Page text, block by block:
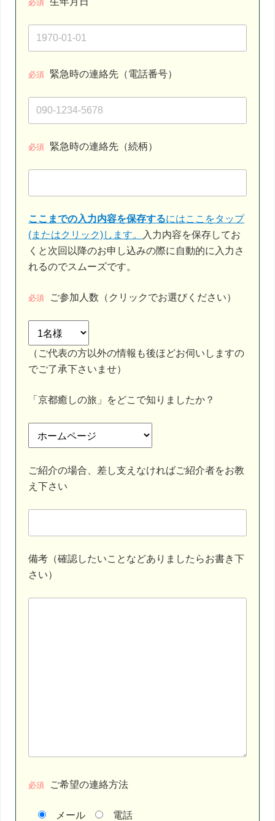
必須
必須 緊急時の連絡先（電話番号）
必須 緊急時の連絡先（続柄）
ここまでの入力内容を保存するにはここをタップ
(またはクリック)します。
入力内容を保存してお
くと次回以降のお申し込みの際に自動的に入力さ
れるのでスムーズです。
必須 ご参加人数（クリックでお選びください）
（ご代表の方以外の情報も後ほどお伺いしますの
でご了承下さいませ）
「京都癒しの旅」をどこで知りましたか？
ご紹介の場合、差し支えなければご紹介者をお教
え下さい
備考（確認したいことなどありましたらお書き下
さい）
必須 ご希望の連絡方法
メール 電話